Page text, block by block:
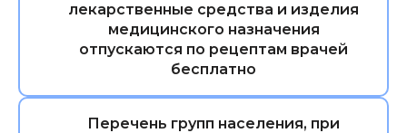
лекарственные средства и изделия
медицинского назначения
отпускаются по рецептам врачей
бесплатно
Перечень групп населения, при